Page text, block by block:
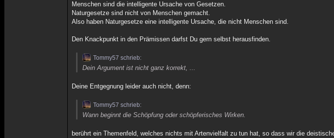
Menschen sind die intelligente Ursache von Gesetzen.
Naturgesetze sind nicht von Menschen gemacht.
Also haben Naturgesetze eine intelligente Ursache, die nicht Menschen sind.
Den Knackpunkt in den Prämissen darfst Du gern selbst herausfinden.
Tommy57 schrieb:
Dein Argument ist nicht ganz korrekt, ...
Deine Entgegnung leider auch nicht, denn:
Tommy57 schrieb:
Wann beginnt die Schöpfung oder schöpferisches Wirken.
berührt ein Themenfeld, welches nichts mit Artenvielfalt zu tun hat, so dass wir die